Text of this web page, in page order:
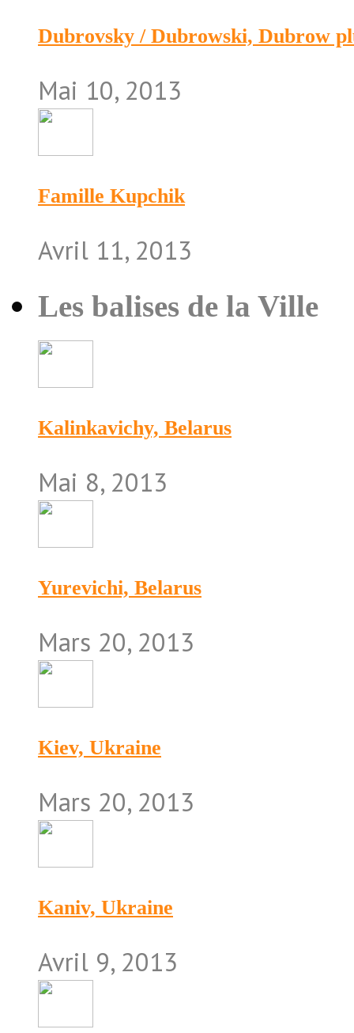
Dubrovsky / Dubrowski, Dubrow
Mai 10, 2013
Famille Kupchik
Avril 11, 2013
Les balises de la Ville
Kalinkavichy, Belarus
Mai 8, 2013
Yurevichi, Belarus
Mars 20, 2013
Kiev, Ukraine
Mars 20, 2013
Kaniv, Ukraine
Avril 9, 2013